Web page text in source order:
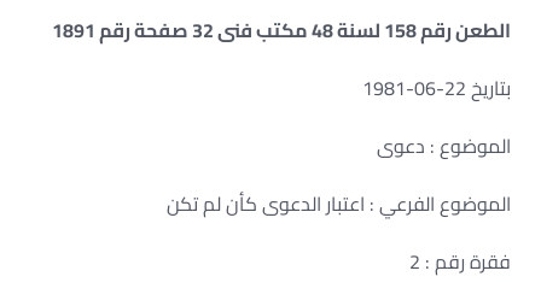
الطعن رقم 158 لسنة 48 مكتب فنى 32 صفحة رقم 1891
بتاريخ 22-06-1981
الموضوع : دعوى
الموضوع الفرعي : اعتبار الدعوى كأن لم تكن
فقرة رقم : 2